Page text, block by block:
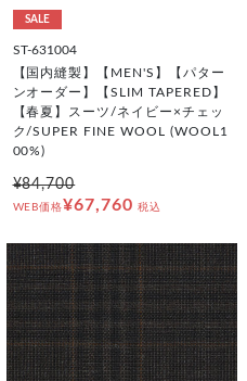
SALE
ST-631004
【国内縫製】【MEN'S】【パター
ンオーダー】【SLIM TAPERED】
【春夏】スーツ/ネイビー×チェッ
ク/SUPER FINE WOOL (WOOL1
00%)
¥84,700
WEB価格¥67,760 税込